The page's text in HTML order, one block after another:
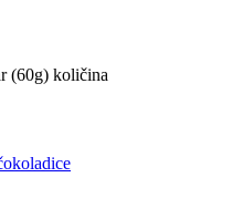
(60g) količina